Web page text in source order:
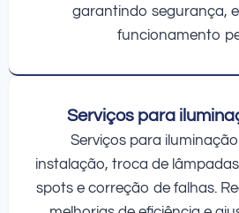
garantindo segurança,
funcionamento
Serviços para
Serviços para
instalação, troca de
spots e correção de falhas.